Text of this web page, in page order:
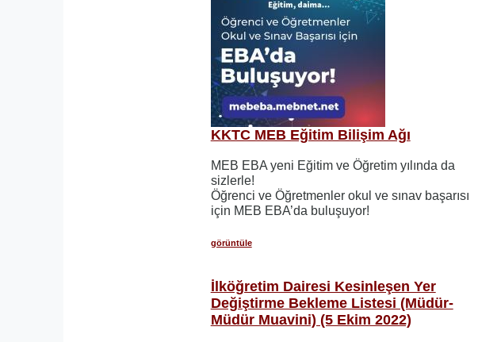
KKTC MEB Eğitim Bilişim Ağı
MEB EBA yeni Eğitim ve Öğretim yılında da
sizlerle!
Öğrenci ve Öğretmenler okul ve sınav başarısı
için MEB EBA’da buluşuyor!
görüntüle
İlköğretim Dairesi Kesinleşen Yer
Değiştirme Bekleme Listesi (Müdür-
Müdür Muavini) (5 Ekim 2022)